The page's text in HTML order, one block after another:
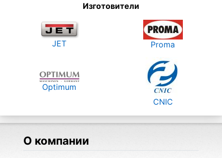
Изготовители
JET Proma
Optimum
CNIC
О компании